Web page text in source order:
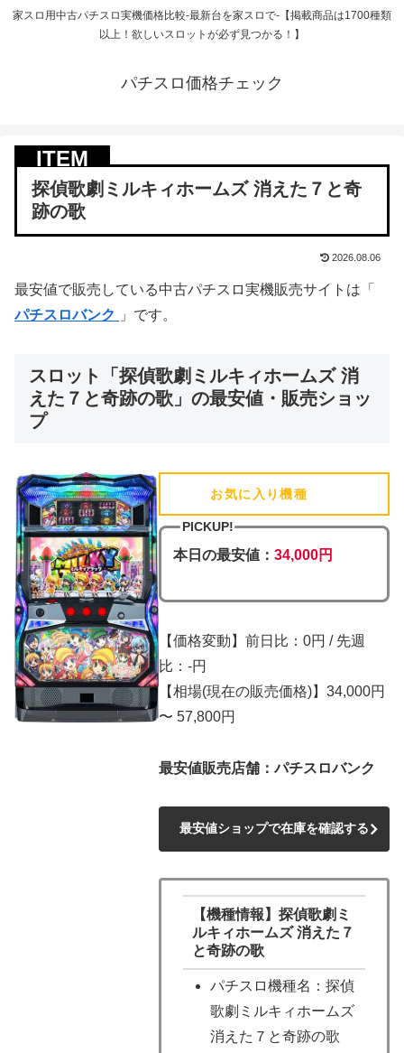
家スロ用中古パチスロ実機価格比較-最新台を家スロで-【掲載商品は1700種類
以上！欲しいスロットが必ず見つかる！】
パチスロ価格チェック
探偵歌劇ミルキィホームズ 消えた７と奇
跡の歌
2026.08.06
最安値で販売している中古パチスロ実機販売サイトは「
パチスロバンク
」です。
スロット「探偵歌劇ミルキィホームズ 消
えた７と奇跡の歌」の最安値・販売ショッ
プ
お気に入り機種
PICKUP!
本日の最安値：34,000円
【価格変動】前日比：0円 / 先週
比：-円
【相場(現在の販売価格)】34,000円
〜 57,800円
最安値販売店舗：パチスロバンク
最安値ショップで在庫を確認する
【機種情報】探偵歌劇ミ
ルキィホームズ 消えた７
と奇跡の歌
パチスロ機種名：探偵
歌劇ミルキィホームズ
消えた７と奇跡の歌